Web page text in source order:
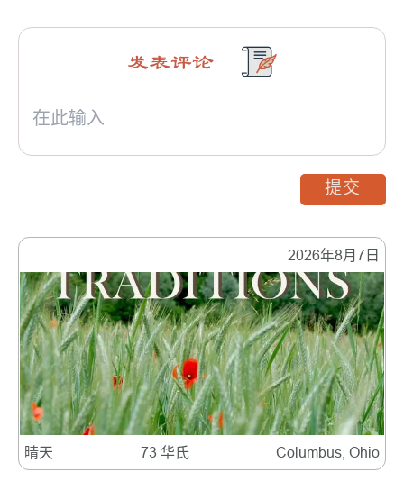
2026年8月7日
晴天 73 华氏 Columbus, Ohio
发表评论
提交